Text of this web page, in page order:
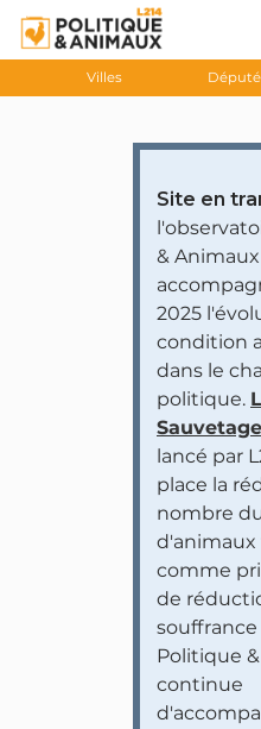
Villes
Site en
& Animaux
2025
condition
dans le
politique.
lancé par
place la
nombre
d'animaux
comme
de
Politique
continue